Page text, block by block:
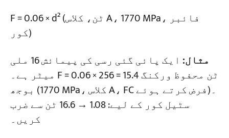
F = 0.06 × d² (ٹن، کلاس A، 1770 MPa، فائبر
کور)
مثال:
ایک پائی گئی رسی کی پیمائش 16 ملی
میٹر ہے۔ F = 0.06 × 256 = 15.4 ٹن محفوظ ورکنگ
بوجھ (1770 MPa، کلاس A، FC فرض کرتے ہوئے)۔
سٹیل کور کے لیے: 1.08 → 16.6 ٹن سے ضرب
کریں۔